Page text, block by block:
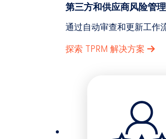
第三方和供应商风险管理
通过自动审查和更新工作
探索 TPRM 解决方案